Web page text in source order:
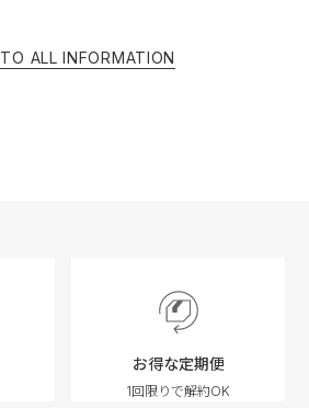
ALL INFORMATION
お得な定期便
1回限りで解約OK